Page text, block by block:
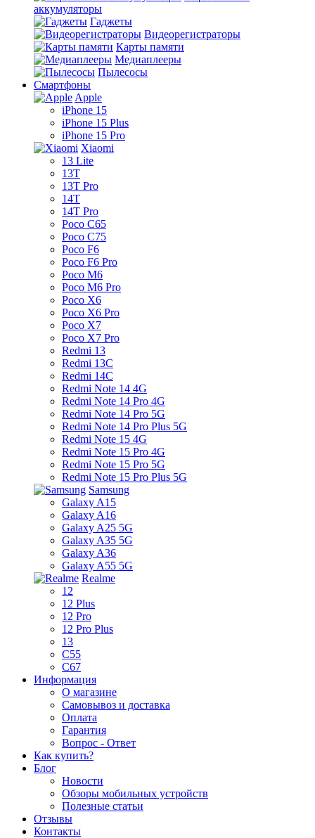
аккумуляторы
Гаджеты
Видеорегистраторы
Карты памяти
Медиаплееры
Пылесосы
Смартфоны
Apple
iPhone 15
iPhone 15 Plus
iPhone 15 Pro
Xiaomi
13 Lite
13T
13T Pro
14T
14T Pro
Poco C65
Poco C75
Poco F6
Poco F6 Pro
Poco M6
Poco M6 Pro
Poco X6
Poco X6 Pro
Poco X7
Poco X7 Pro
Redmi 13
Redmi 13C
Redmi 14C
Redmi Note 14 4G
Redmi Note 14 Pro 4G
Redmi Note 14 Pro 5G
Redmi Note 14 Pro Plus 5G
Redmi Note 15 4G
Redmi Note 15 Pro 4G
Redmi Note 15 Pro 5G
Redmi Note 15 Pro Plus 5G
Samsung
Galaxy A15
Galaxy A16
Galaxy A25 5G
Galaxy A35 5G
Galaxy A36
Galaxy A55 5G
Realme
12
12 Plus
12 Pro
12 Pro Plus
13
C55
C67
Информация
О магазине
Самовывоз и доставка
Оплата
Гарантия
Вопрос - Ответ
Как купить?
Блог
Новости
Обзоры мобильных устройств
Полезные статьи
Отзывы
Контакты